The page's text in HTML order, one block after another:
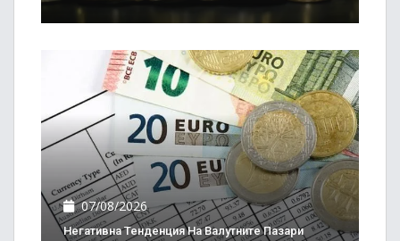
07/08/2026
Негативна Тенденция На Валутните Пазари